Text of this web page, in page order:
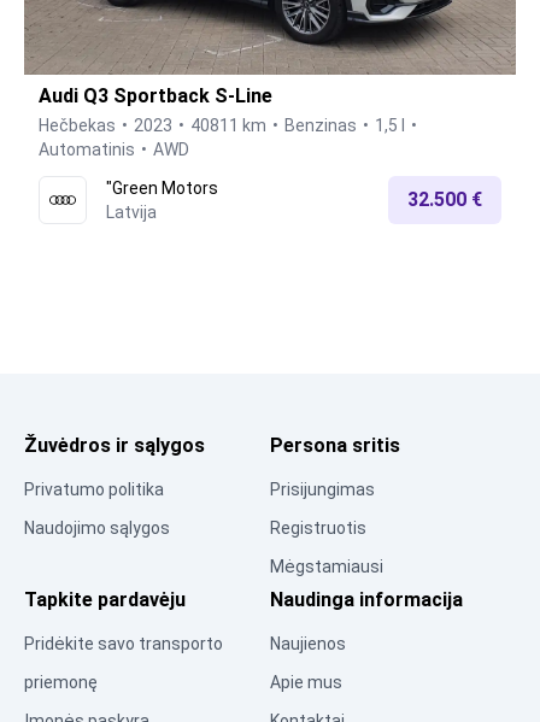
Audi Q3 Sportback S-Line
Hečbekas 2023 40811 km Benzinas
1,5 l
Automatinis
AWD
"Green Motors
Latvija
32.500 €
Žuvėdros ir sąlygos
Privatumo politika
Naudojimo sąlygos
Persona sritis
Prisijungimas
Registruotis
Mėgstamiausi
Tapkite pardavėju
Pridėkite savo transporto
priemonę
Naudinga informacija
Naujienos
Apie mus